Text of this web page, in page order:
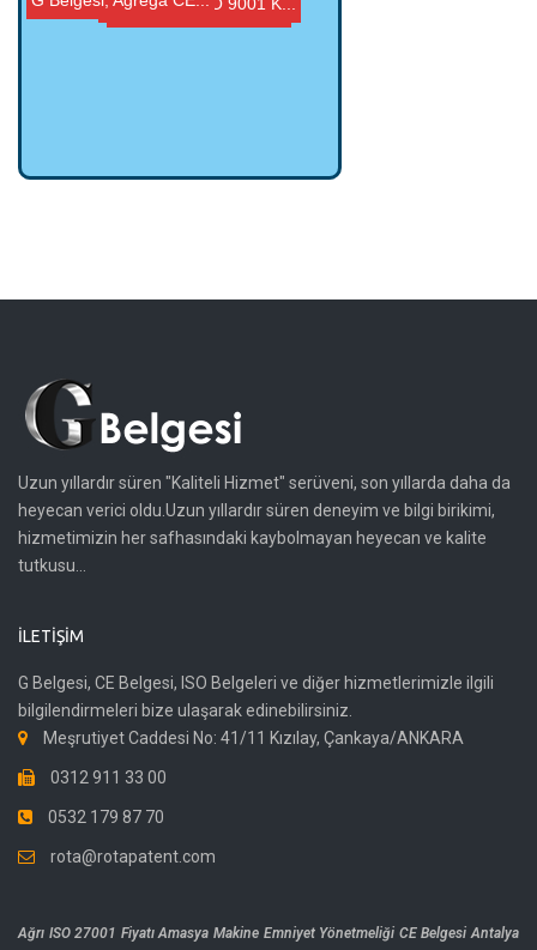
Uzun yıllardır süren "Kaliteli Hizmet" serüveni, son yıllarda daha da
heyecan verici oldu.Uzun yıllardır süren deneyim ve bilgi birikimi,
hizmetimizin her safhasındaki kaybolmayan heyecan ve kalite
tutkusu...
İLETIŞIM
G Belgesi, CE Belgesi, ISO Belgeleri ve diğer hizmetlerimizle ilgili
bilgilendirmeleri bize ulaşarak edinebilirsiniz.
Meşrutiyet Caddesi No: 41/11 Kızılay, Çankaya/ANKARA
0312 911 33 00
0532 179 87 70
rota@rotapatent.com
Ağrı ISO 27001 Fiyatı Amasya Makine Emniyet Yönetmeliği CE Belgesi Antalya